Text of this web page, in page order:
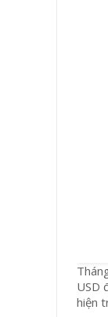
USD
hiện